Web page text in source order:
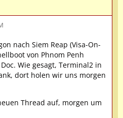
nach Siem Reap (Visa-On-
von Phnom Penh
Wie gesagt, Terminal2 in
dort holen wir uns morgen
Thread auf, morgen um